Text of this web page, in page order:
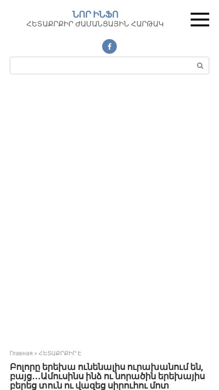
контенту
ՆՈՐ ԻՆՖՈ
ՀԵՏԱՔՐՔԻՐ ԺԱՄԱՆՑԱՅԻՆ ՀԱՐԹԱԿ
Поиск:
Главная » ՀԵՏԱՔՐՔԻՐ Է
Բոլորը երեխա ունենալիս ուրախանում են,
բայց․․․Ամուսինս ինձ ու նորածին երեխայիս
բերեց տուն ու վազեց սիրուհու մոտ